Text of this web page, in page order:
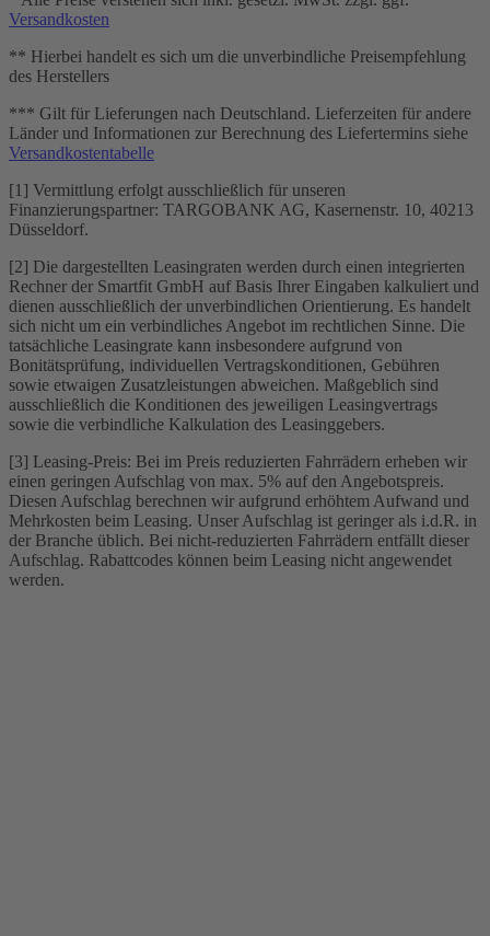
Versandkosten
** Hierbei handelt es sich um die unverbindliche Preisempfehlung
des Herstellers
*** Gilt für Lieferungen nach Deutschland. Lieferzeiten für andere
Länder und Informationen zur Berechnung des Liefertermins siehe
Versandkostentabelle
[1] Vermittlung erfolgt ausschließlich für unseren
Finanzierungspartner: TARGOBANK AG, Kasernenstr. 10, 40213
Düsseldorf.
[2] Die dargestellten Leasingraten werden durch einen integrierten
Rechner der Smartfit GmbH auf Basis Ihrer Eingaben kalkuliert und
dienen ausschließlich der unverbindlichen Orientierung. Es handelt
sich nicht um ein verbindliches Angebot im rechtlichen Sinne. Die
tatsächliche Leasingrate kann insbesondere aufgrund von
Bonitätsprüfung, individuellen Vertragskonditionen, Gebühren
sowie etwaigen Zusatzleistungen abweichen. Maßgeblich sind
ausschließlich die Konditionen des jeweiligen Leasingvertrags
sowie die verbindliche Kalkulation des Leasinggebers.
[3] Leasing-Preis: Bei im Preis reduzierten Fahrrädern erheben wir
einen geringen Aufschlag von max. 5% auf den Angebotspreis.
Diesen Aufschlag berechnen wir aufgrund erhöhtem Aufwand und
Mehrkosten beim Leasing. Unser Aufschlag ist geringer als i.d.R. in
der Branche üblich. Bei nicht-reduzierten Fahrrädern entfällt dieser
Aufschlag. Rabattcodes können beim Leasing nicht angewendet
werden.